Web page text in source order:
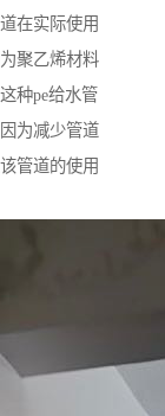
在实际使用
聚乙烯材料
种pe给水管
为减少管道
管道的使用